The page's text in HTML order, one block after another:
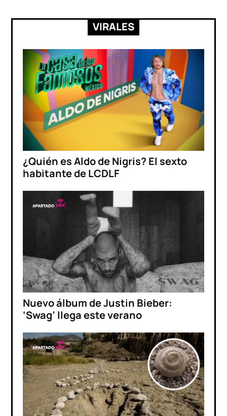
VIRALES
¿Quién es Aldo de Nigris? El sexto
habitante de LCDLF
Nuevo álbum de Justin Bieber:
‘Swag’ llega este verano